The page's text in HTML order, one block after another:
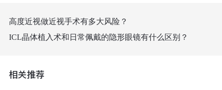
高度近视做近视手术有多大风险？
ICL晶体植入术和日常佩戴的隐形眼镜有什么区别？
相关推荐